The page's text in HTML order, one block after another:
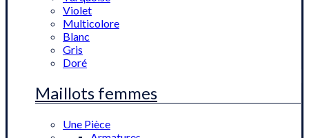
Violet
Multicolore
Blanc
Gris
Doré
Maillots femmes
Une Pièce